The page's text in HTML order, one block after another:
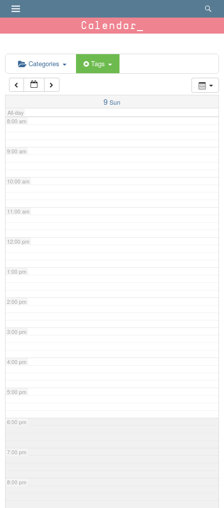
Calendar
Categories Tags
9 Sun
All-day
6:00 am
7:00 am
8:00 am
9:00 am
10:00 am
11:00 am
12:00 pm
1:00 pm
2:00 pm
3:00 pm
4:00 pm
5:00 pm
6:00 pm
7:00 pm
8:00 pm